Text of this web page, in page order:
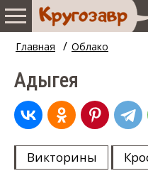
Главная / Облако
Адыгея
Викторины